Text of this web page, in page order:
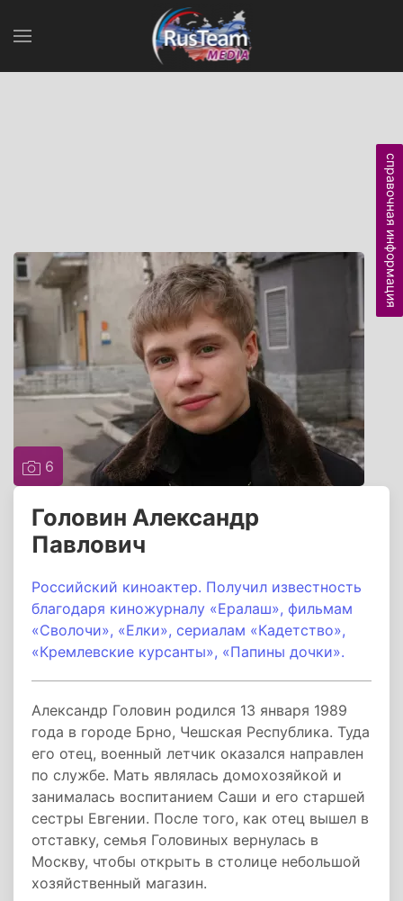
6
Головин Александр
Павлович
Российский киноактер. Получил известность
благодаря киножурналу «Ералаш», фильмам
«Сволочи», «Елки», сериалам «Кадетство»,
«Кремлевские курсанты», «Папины дочки».
Александр Головин родился 13 января 1989
года в городе Брно, Чешская Республика. Туда
его отец, военный летчик оказался направлен
по службе. Мать являлась домохозяйкой и
занималась воспитанием Саши и его старшей
сестры Евгении. После того, как отец вышел в
отставку, семья Головиных вернулась в
Москву, чтобы открыть в столице небольшой
хозяйственный магазин.
справочная информация